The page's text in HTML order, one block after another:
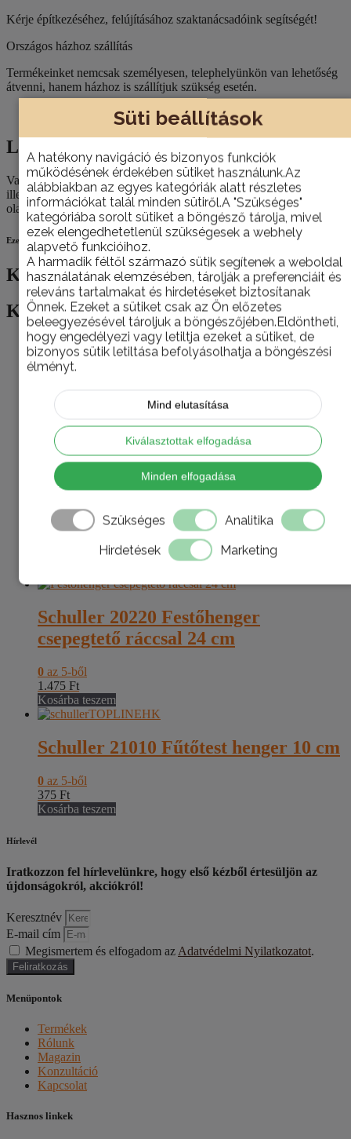
Süti beállítások
A hatékony navigáció és bizonyos funkciók
működésének érdekében sütiket használunk.Az
alábbiakban az egyes kategóriák alatt részletes
információkat talál minden sütiről.A "Szükséges"
kategóriába sorolt sütiket a böngésző tárolja, mivel
ezek elengedhetetlenül szükségesek a webhely
alapvető funkcióihoz.
A harmadik féltől származó sütik segítenek a weboldal
használatának elemzésében, tárolják a preferenciáit és
releváns tartalmakat és hirdetéseket biztosítanak
Önnek. Ezeket a sütiket csak az Ön előzetes
beleegyezésével tároljuk a böngészőjében.Eldöntheti,
hogy engedélyezi vagy letiltja ezeket a sütiket, de
bizonyos sütik letiltása befolyásolhatja a böngészési
élményt.
Mind elutasítása
Kiválasztottak elfogadása
Minden elfogadása
Szükséges
Analitika
Hirdetések
Marketing
Kérje építkezéséhez, felújításához szaktanácsadóink segítségét!
Országos házhoz szállítás
Termékeinket nemcsak személyesen, telephelyünkön van lehetőség
átvenni, hanem házhoz is szállítjuk szükség esetén.
Leírás
Varrásmentes, finom kötéssel és különféle bevonatokkal. Jól
illeszkednek a tenyérre, kitűnő a tapintásérzetük és jól ellenállnak
olajnak és zsírnak.
Ezek is érdekelhetik
Kapcsolódó termékek
Kapcsolódó termékek
Schuller 22302 Festőhenger 27 cm
az 5-ből
3.478Ft
Kosárba teszem
Schuller 11810 Mennyezetkefe 17 cm
x 17 cm
Schuller 20220 Festőhenger
csepegtető ráccsal 24 cm
0 az 5-ből
1.475 Ft
Kosárba teszem
Schuller 21010 Fűtőtest henger 10 cm
0 az 5-ből
375 Ft
Kosárba teszem
Hírlevél
Iratkozzon fel hírlevelünkre, hogy első kézből értesüljön az
újdonságokról, akciókról!
Keresztnév
E-mail cím
Megismertem és elfogadom az Adatvédelmi Nyilatkozatot.
Feliratkozás
Menüpontok
Termékek
Rólunk
Magazin
Konzultáció
Kapcsolat
Hasznos linkek